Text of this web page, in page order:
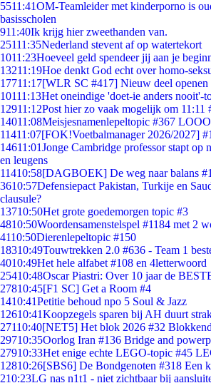
5511:41OM-Teamleider met kinderporno is
basisscholen
911:40Ik krijg hier zweethanden van.
25111:35Nederland stevent af op watertekort
1011:23Hoeveel geld spendeer jij aan je
13211:19Hoe denkt God echt over homo-
17711:17[WLR SC #417] Nieuw deel openen
10111:13Het oneindige 'doet-ie anders nooit'-
12911:12Post hier zo vaak mogelijk om 11:11
14011:08Meisjesnamenlepeltopic #367
11411:07[FOK!Voetbalmanager 2026/2027]
14611:01Jonge Cambridge professor stapt op
en leugens
11410:58[DAGBOEK] De weg naar balans
3610:57Defensiepact Pakistan, Turkije en
clausule?
13710:50Het grote goedemorgen topic #3
4810:50Woordensamenstelspel #1184 met 2
4110:50Dierenlepeltopic #150
18310:49Touwtrekken 2.0 #636 - Team 1
4010:49Het hele alfabet #108 en 4letterwoord
25410:48Oscar Piastri: Over 10 jaar de
27810:45[F1 SC] Get a Room #4
1410:41Petitie behoud npo 5 Soul & Jazz
12610:41Koopzegels sparen bij AH duurt
27110:40[NET5] Het blok 2026 #32
29710:35Oorlog Iran #136 Bridge and
27910:33Het enige echte LEGO-topic #45
12810:26[SBS6] De Bondgenoten #318 Een
210:23LG nas n1t1 - niet zichtbaar bij